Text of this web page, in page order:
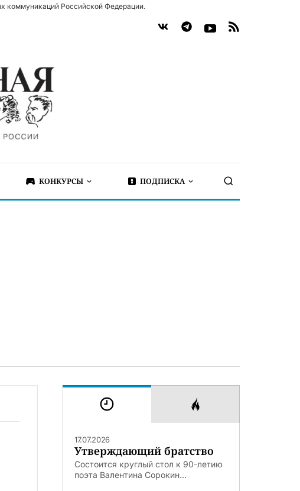
коммуникаций Российской Федерации.
КОНКУРСЫ ПОДПИСКА
17.07.2026
Утверждающий братство
Состоится круглый стол к 90-летию
поэта Валентина Сорокин...